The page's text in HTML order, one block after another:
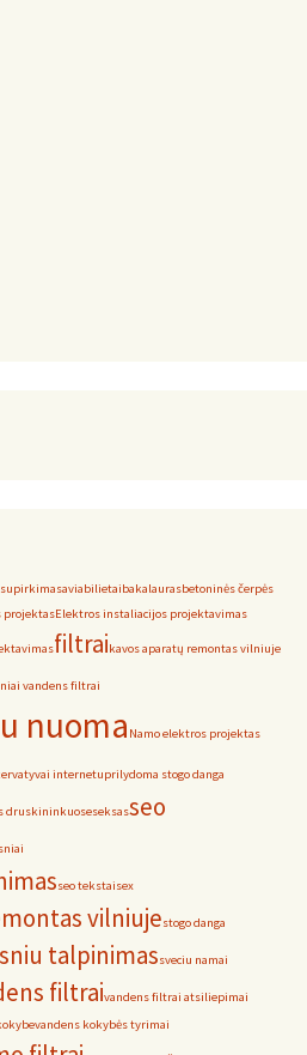
aviabilietaibakalaurasbetoninės čerpės
projektasElektros instaliacijos projektavimas
filtraikavos aparatų remontas vilniuje
vandens filtrai
nuoma Namo elektros projektas
internetuprilydoma stogo danga
druskininkuoseseksasseo
seo tekstaisex
vilniujestogo danga
talpinimassveciu namai
filtraivandens filtrai atsiliepimai
vandens kokybės tyrimai